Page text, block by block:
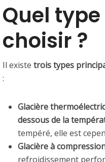
Quel
choisir ?
Il existe trois types
:
Glacière
dessous de la
tempéré, elle est
Glacière à
refroidissement